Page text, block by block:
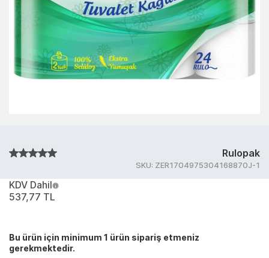
Rulopak
SKU: ZER1704975304168870J-1
KDV Dahil
537,77 TL
Bu ürün için minimum 1 ürün sipariş etmeniz
gerekmektedir.